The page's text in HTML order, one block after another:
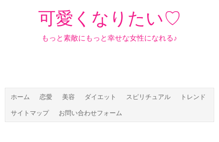
可愛くなりたい♡
もっと素敵にもっと幸せな女性になれる♪
ホーム 恋愛 美容 ダイエット スピリチュアル トレンド
サイトマップ お問い合わせフォーム